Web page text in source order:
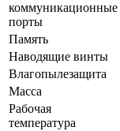
коммуникационные
порты
Память
Наводящие винты
Влагопылезащита
Масса
Рабочая
температура